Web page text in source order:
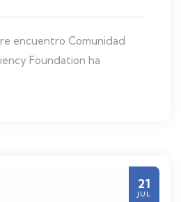
encuentro Comunidad
Foundation ha
21
JUL